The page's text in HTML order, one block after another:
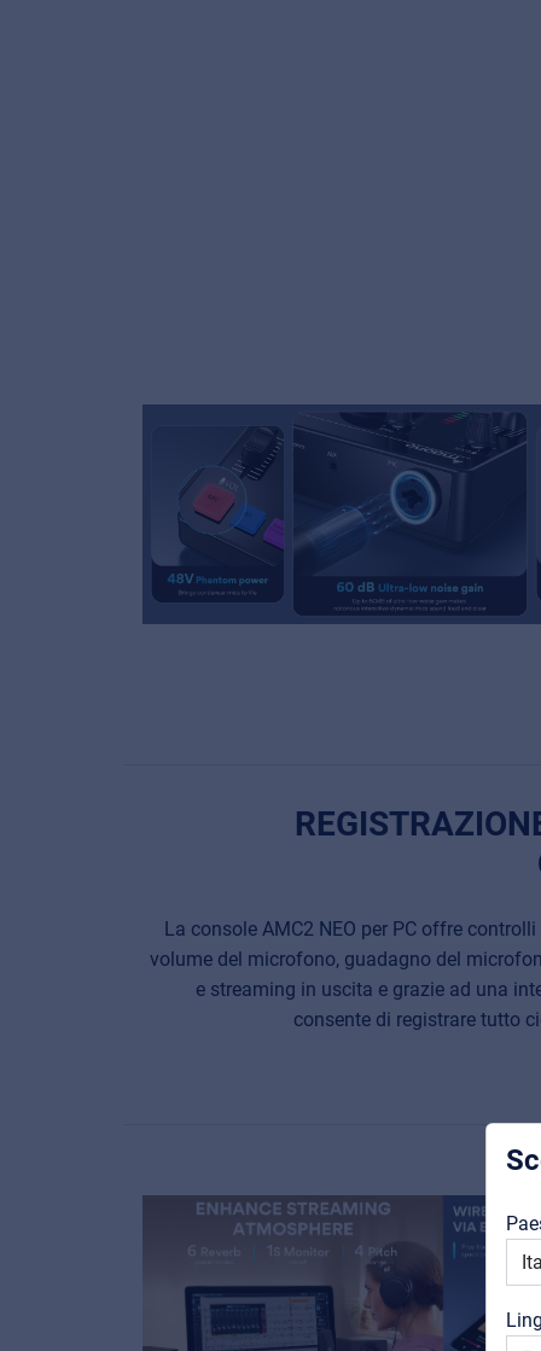
La console AMC2 NEO per PC offre
volume del microfono, guadagno del
e streaming in uscita e grazie ad una
consente di registrare tutto